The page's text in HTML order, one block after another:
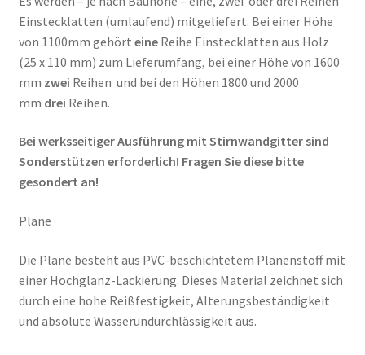
Einstecklatten (umlaufend) mitgeliefert. Bei einer Höhe
von 1100mm gehört eineReihe Einstecklatten aus Holz
(25 x 110 mm) zum Lieferumfang, bei einer Höhe von 1600
mm zwei Reihen und bei den Höhen 1800 und 2000
mm drei Reihen.
Bei werksseitiger Ausführung mit Stirnwandgitter sind
Sonderstützen erforderlich! Fragen Sie diese bitte
gesondert an!
Plane
Die Plane besteht aus PVC-beschichtetem Planenstoff mit
einer Hochglanz-Lackierung. Dieses Material zeichnet sich
durch eine hohe Reißfestigkeit, Alterungsbeständigkeit
und absolute Wasserundurchlässigkeit aus.